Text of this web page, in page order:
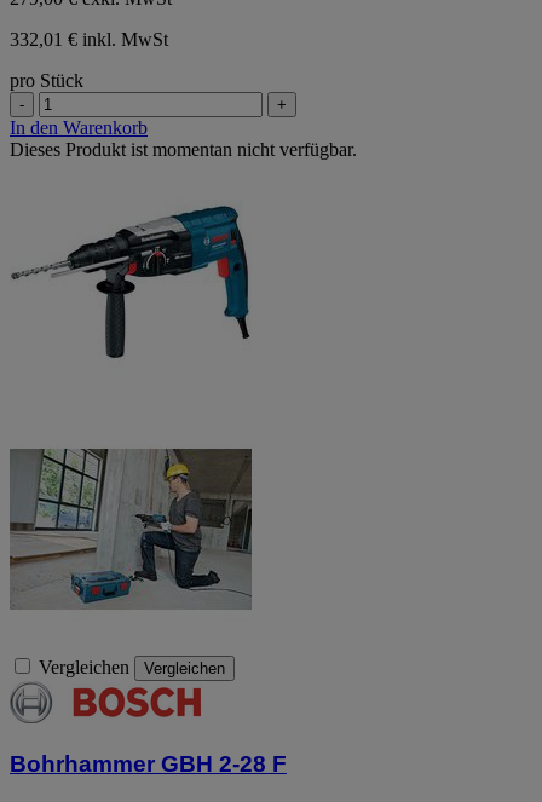
332,01 € inkl. MwSt
pro Stück
- +
In den Warenkorb
Dieses Produkt ist momentan nicht verfügbar.
Vergleichen Vergleichen
Bohrhammer GBH 2-28 F